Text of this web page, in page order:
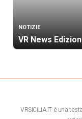
NOTIZIE
VR News
VRSICILIA.IT è una